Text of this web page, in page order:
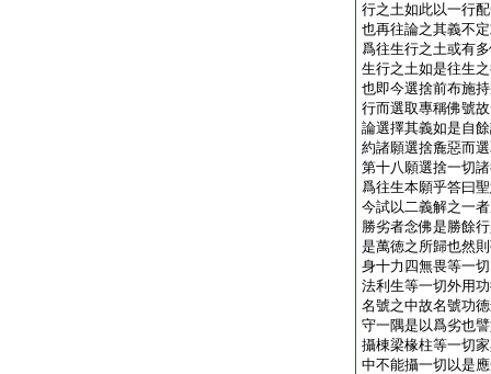
行之土如此以一行
也再往論之其義不
爲往生行之土或有
生行之土如是往生
也即今選捨前布施
行而選取專稱佛號
論選擇其義如是自
約諸願選捨麁惡而
第十八願選捨一切
爲往生本願乎答曰
今試以二義解之一
勝劣者念佛是勝餘
是萬徳之所歸也然
身十力四無畏等一
法利生等一切外用
名號之中故名號功
守一隅是以爲劣也
攝棟梁椽柱等一切
中不能攝一切以是